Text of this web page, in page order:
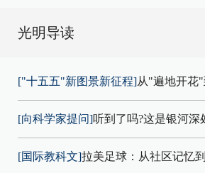
光明导读
["十五五"新图景新征程]从"遍地开花
[向科学家提问]听到了吗?这是银河
[国际教科文]拉美足球：从社区记忆